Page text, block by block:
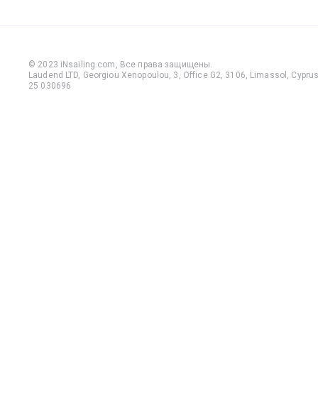
© 2023 iNsailing.com, Все права защищены.
Laudend LTD, Georgiou Xenopoulou, 3, Office G2, 3106, Limassol,
25 030696